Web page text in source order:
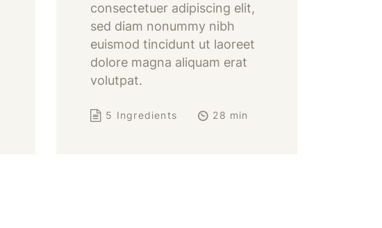
consectetuer adipiscing elit,
sed diam nonummy nibh
euismod tincidunt ut laoreet
dolore magna aliquam erat
volutpat.
5 Ingredients 28 min